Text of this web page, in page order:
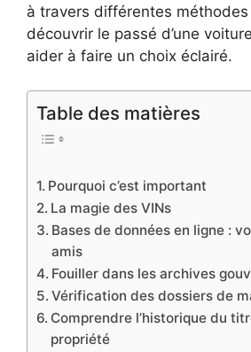
à travers différentes
découvrir le passé d’une
aider à faire un choix éclairé.
Table des matières
Pourquoi c’est important
La magie des VINs
Bases de données en ligne :
amis
Fouiller dans les archives
Vérification des dossiers de
Comprendre l’historique du
propriété